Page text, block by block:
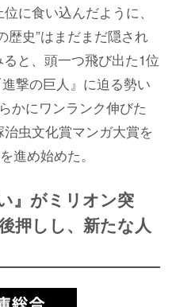
に食い込んだように、
歴史”はまだまだ隠され
と、頭一つ飛び出た1位
撃の巨人』に迫る勢い
かにワンランク伸びた
治虫文化賞マンガ大賞を
進め始めた。
』がミリオン突
押しし、新たな人